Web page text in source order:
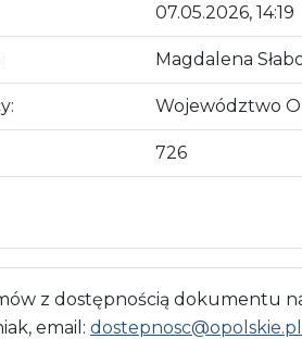
07.05.2026, 14:19
Magdalena
Województwo
726
z dostępnością dokumentu
email: dostepnosc@opolskie.pl